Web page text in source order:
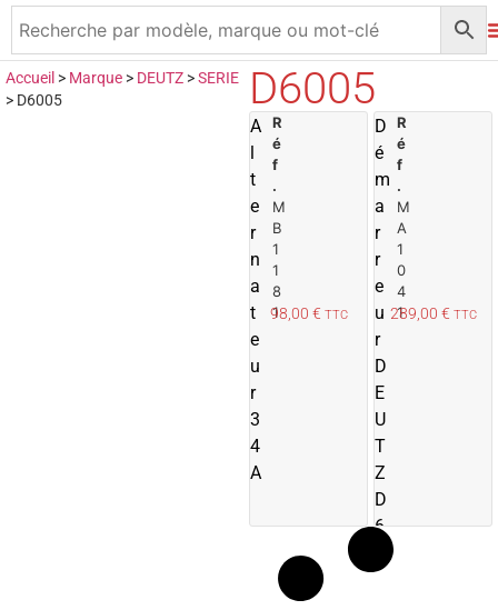
Accueil > Marque > DEUTZ >SERIE
> D6005 D6005
A
l
t
e
r
n
a
t
e
u
r
3
4
A
R
é
f
.
M
B
1
1
8
1
98,00 € TTC
A
o
e
a
u
p
n
e
D
é
m
a
r
r
e
u
r
D
E
U
T
Z
D
6
0
R
é
f
.
M
A
1
0
4
1
289,00 € TTC